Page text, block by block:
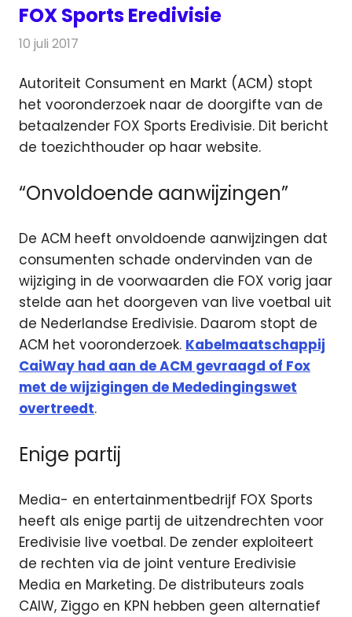
FOX Sports Eredivisie
10 juli 2017
Autoriteit Consument en Markt (ACM) stopt
het vooronderzoek naar de doorgifte van de
betaalzender FOX Sports Eredivisie. Dit bericht
de toezichthouder op haar website.
“Onvoldoende aanwijzingen”
De ACM heeft onvoldoende aanwijzingen dat
consumenten schade ondervinden van de
wijziging in de voorwaarden die FOX vorig jaar
stelde aan het doorgeven van live voetbal uit
de Nederlandse Eredivisie. Daarom stopt de
ACM het vooronderzoek. Kabelmaatschappij
CaiWay had aan de ACM gevraagd of Fox
met de wijzigingen de Mededingingswet
overtreedt.
Enige partij
Media- en entertainmentbedrijf FOX Sports
heeft als enige partij de uitzendrechten voor
Eredivisie live voetbal. De zender exploiteert
de rechten via de joint venture Eredivisie
Media en Marketing. De distributeurs zoals
CAIW, Ziggo en KPN hebben geen alternatief